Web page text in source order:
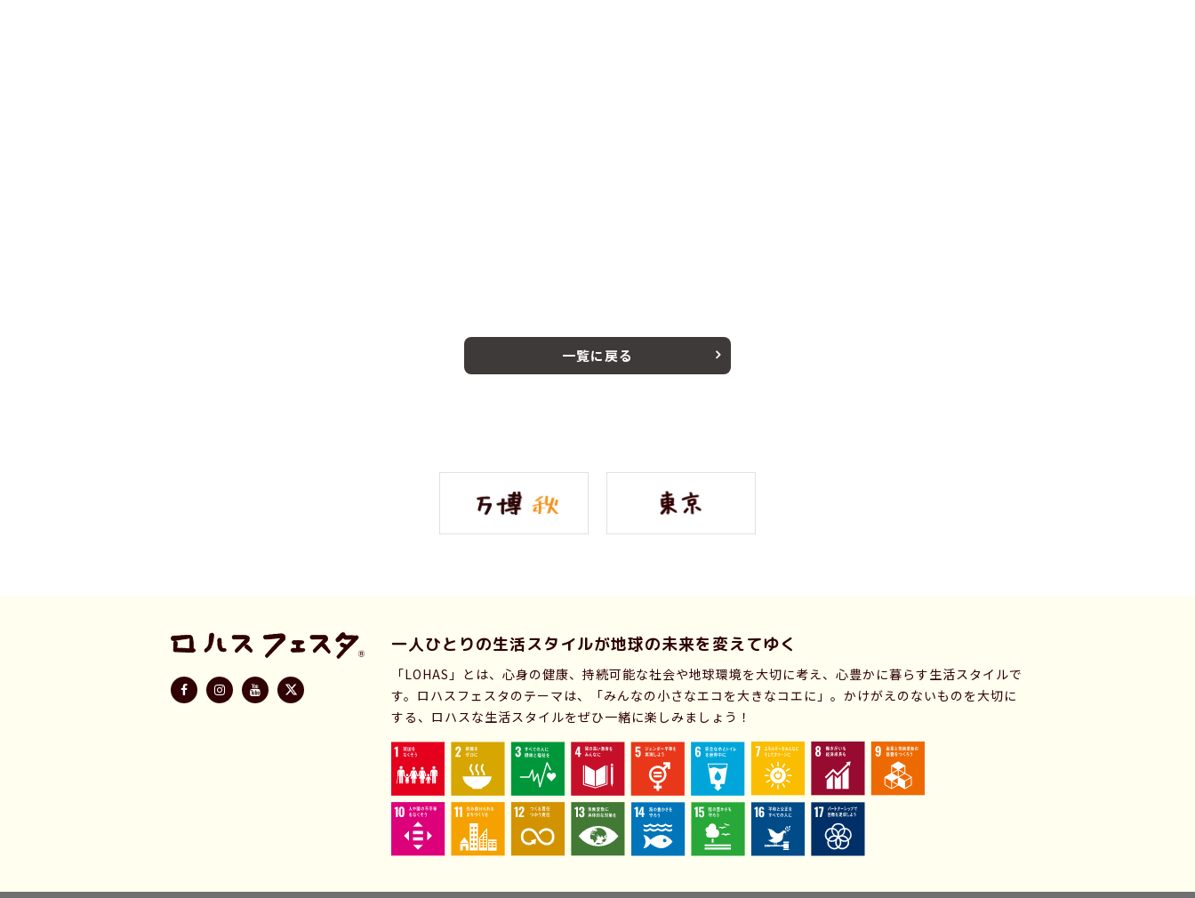
一覧に戻る
一人ひとりの生活スタイルが地球の未来を変えてゆく
「LOHAS」とは、心身の健康、持続可能な社会や地球環境を大切に考え、心豊かに暮らす生活スタイルで
す。ロハスフェスタのテーマは、「みんなの小さなエコを大きなコエに」。かけがえのないものを大切に
する、ロハスな生活スタイルをぜひ一緒に楽しみましょう！